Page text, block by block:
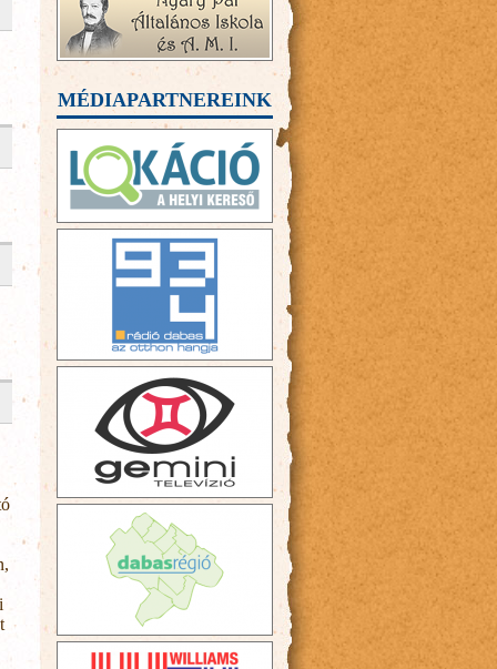
MÉDIAPARTNEREINK